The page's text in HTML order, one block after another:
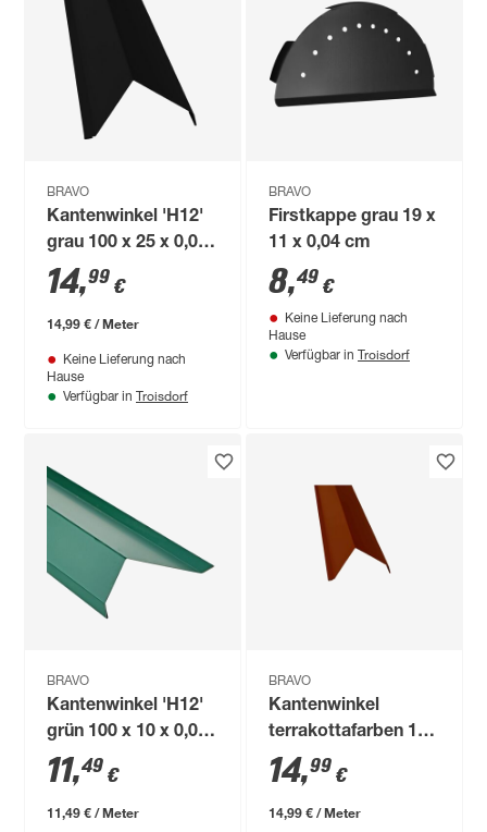
BRAVO
Kantenwinkel 'H12'
grau 100 x 25 x 0,04
cm
14,99 €
14,99 € / Meter
Keine Lieferung nach
Hause
Verfügbar in Troisdorf
BRAVO
Firstkappe grau 19 x
11 x 0,04 cm
8,49 €
Keine Lieferung nach
Hause
Verfügbar in Troisdorf
BRAVO
Kantenwinkel 'H12'
grün 100 x 10 x 0,04
cm
11,49 €
11,49 € / Meter
BRAVO
Kantenwinkel
terrakottafarben 100
x 25 x 0,04 cm
14,99 €
14,99 € / Meter